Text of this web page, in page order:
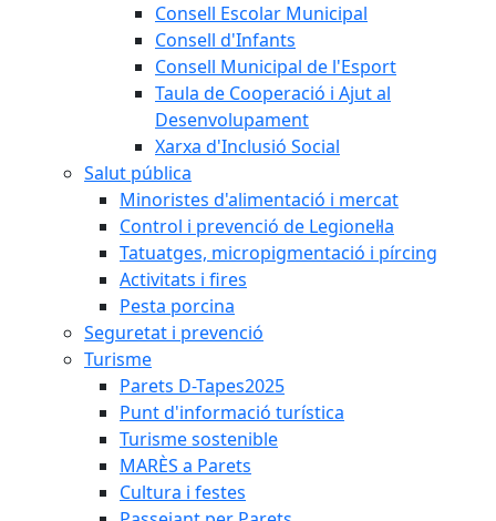
Consell Escolar Municipal
Consell d'Infants
Consell Municipal de l'Esport
Taula de Cooperació i Ajut al
Desenvolupament
Xarxa d'Inclusió Social
Salut pública
Minoristes d'alimentació i mercat
Control i prevenció de Legionel·la
Tatuatges, micropigmentació i pírcing
Activitats i fires
Pesta porcina
Seguretat i prevenció
Turisme
Parets D-Tapes2025
Punt d'informació turística
Turisme sostenible
MARÈS a Parets
Cultura i festes